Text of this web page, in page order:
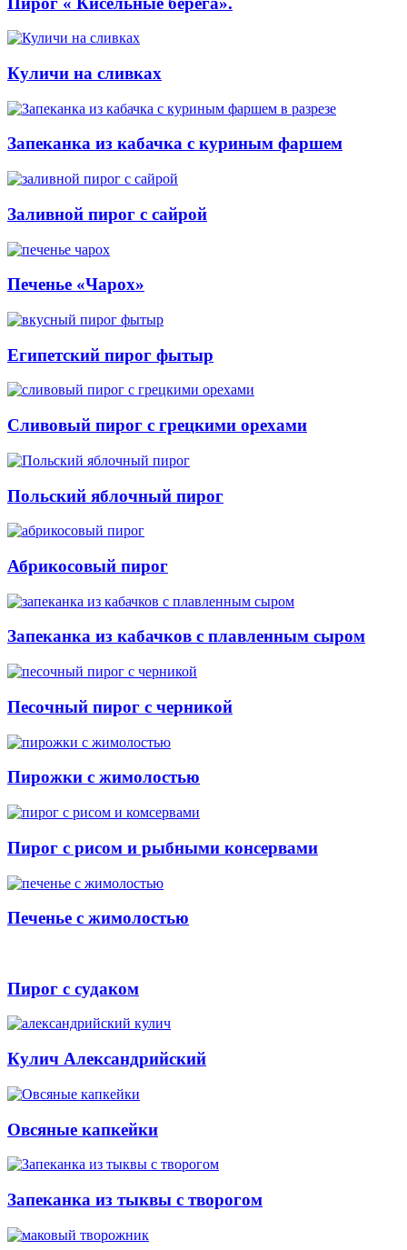
Куличи на сливках
Запеканка из кабачка с куриным фаршем
Заливной пирог с сайрой
Печенье «Чарох»
Египетский пирог фытыр
Сливовый пирог с грецкими орехами
Польский яблочный пирог
Абрикосовый пирог
Запеканка из кабачков с плавленным сыром
Песочный пирог с черникой
Пирожки с жимолостью
Пирог с рисом и рыбными консервами
Печенье с жимолостью
Пирог с судаком
Кулич Александрийский
Овсяные капкейки
Запеканка из тыквы с творогом